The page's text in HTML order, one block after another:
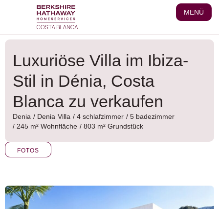
MENÜ
Luxuriöse Villa im Ibiza-
Stil in Dénia, Costa
Blanca zu verkaufen
Denia / Denia Villa / 4 schlafzimmer / 5 badezimmer
/ 245 m² Wohnfläche / 803 m² Grundstück
FOTOS